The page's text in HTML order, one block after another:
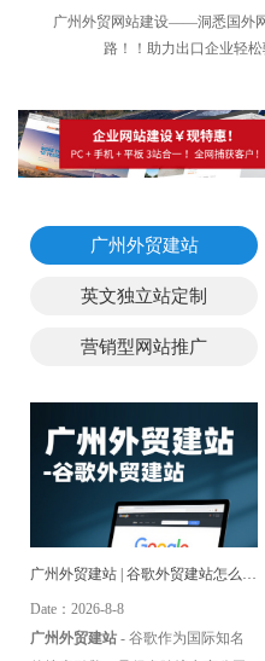
缀不同而有所差异，一般在几十
受服务器性能、带宽、地理位置
等因素影响。一般来说，外贸网
站选择海外服务器较为合适，价
广州外贸网站建设——洞悉国外
路！！助力出口企业轻
广州外贸建站
英文独立站定制
营销型网站推广
Date：2026-8-8
广州外贸建站 - 谷歌作为国际知名